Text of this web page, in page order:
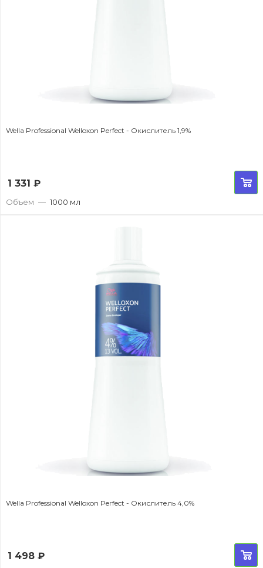
Wella Professional Welloxon Perfect - Окислитель 1,9%
1 331 ₽
Объем — 1000 мл
Wella Professional Welloxon Perfect - Окислитель 4,0%
1 498 ₽